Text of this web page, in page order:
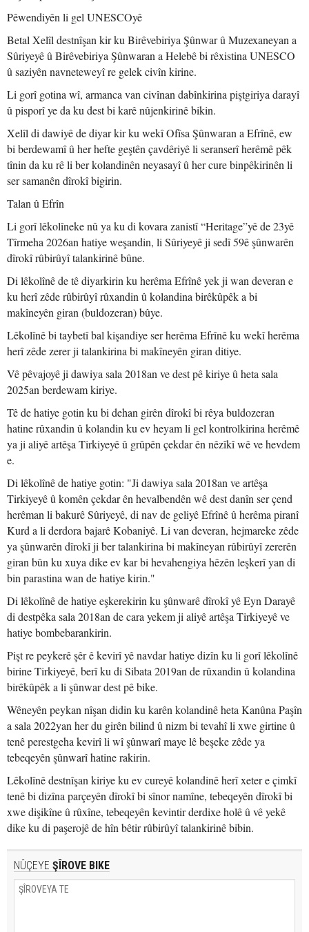
Pêwendiyên li gel UNESCOyê
Betal Xelîl destnîşan kir ku Birêvebiriya Şûnwar û Muzexaneyan a
Sûriyeyê û Birêvebiriya Şûnwaran a Helebê bi rêxistina UNESCO
û saziyên navneteweyî re gelek civîn kirine.
Li gorî gotina wî, armanca van civînan dabînkirina piştgiriya darayî
û pisporî ye da ku dest bi karê nûjenkirinê bikin.
Xelîl di dawiyê de diyar kir ku wekî Ofîsa Şûnwaran a Efrînê, ew
bi berdewamî û her hefte geştên çavdêriyê li seranserî herêmê pêk
tînin da ku rê li ber kolandinên neyasayî û her cure binpêkirinên li
ser samanên dîrokî bigirin.
Talan û Efrîn
Li gorî lêkolîneke nû ya ku di kovara zanistî “Heritage”yê de 23yê
Tîrmeha 2026an hatiye weşandin, li Sûriyeyê ji sedî 59ê şûnwarên
dîrokî rûbirûyî talankirinê bûne.
Di lêkolînê de tê diyarkirin ku herêma Efrînê yek ji wan deveran e
ku herî zêde rûbirûyî rûxandin û kolandina birêkûpêk a bi
makîneyên giran (buldozeran) bûye.
Lêkolînê bi taybetî bal kişandiye ser herêma Efrînê ku wekî herêma
herî zêde zerer ji talankirina bi makîneyên giran ditiye.
Vê pêvajoyê ji dawiya sala 2018an ve dest pê kiriye û heta sala
2025an berdewam kiriye.
Tê de hatiye gotin ku bi dehan girên dîrokî bi rêya buldozeran
hatine rûxandin û kolandin ku ev heyam li gel kontrolkirina herêmê
ya ji aliyê artêşa Tirkiyeyê û grûpên çekdar ên nêzîkî wê ve hevdem
e.
Di lêkolînê de hatiye gotin: "Ji dawiya sala 2018an ve artêşa
Tirkiyeyê û komên çekdar ên hevalbendên wê dest danîn ser çend
herêman li bakurê Sûriyeyê, di nav de geliyê Efrînê û herêma piranî
Kurd a li derdora bajarê Kobaniyê. Li van deveran, hejmareke zêde
ya şûnwarên dîrokî ji ber talankirina bi makîneyan rûbirûyî zererên
giran bûn ku xuya dike ev kar bi hevahengiya hêzên leşkerî yan di
bin parastina wan de hatiye kirin."
Di lêkolînê de hatiye eşkerekirin ku şûnwarê dîrokî yê Eyn Darayê
di destpêka sala 2018an de cara yekem ji aliyê artêşa Tirkiyeyê ve
hatiye bombebarankirin.
Pişt re peykerê şêr ê kevirî yê navdar hatiye dizîn ku li gorî lêkolînê
birine Tirkiyeyê, berî ku di Sibata 2019an de rûxandin û kolandina
birêkûpêk a li şûnwar dest pê bike.
Wêneyên peykan nîşan didin ku karên kolandinê heta Kanûna Paşîn
a sala 2022yan her du girên bilind û nizm bi tevahî li xwe girtine û
tenê perestgeha kevirî li wî şûnwarî maye lê beşeke zêde ya
tebeqeyên şûnwarî hatine rakirin.
Lêkolînê destnîşan kiriye ku ev cureyê kolandinê herî xeter e çimkî
tenê bi dizîna parçeyên dîrokî bi sînor namîne, tebeqeyên dîrokî bi
xwe dişikîne û rûxîne, tebeqeyên kevintir derdixe holê û vê yekê
dike ku di paşerojê de hîn bêtir rûbirûyî talankirinê bibin.
NÛÇEYE ŞÎROVE BIKE